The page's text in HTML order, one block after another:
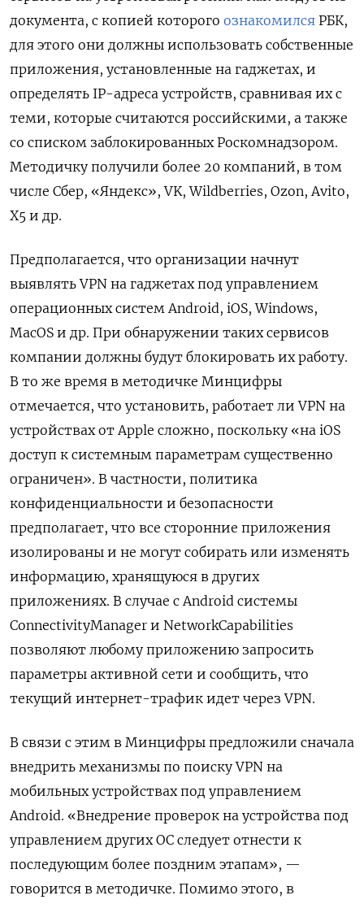
документа, с копией которого ознакомился РБК,
для этого они должны использовать собственные
приложения, установленные на гаджетах, и
определять IP-адреса устройств, сравнивая их с
теми, которые считаются российскими, а также
со списком заблокированных Роскомнадзором.
Методичку получили более 20 компаний, в том
числе Сбер, «Яндекс», VK, Wildberries, Ozon, Avito,
X5 и др.
Предполагается, что организации начнут
выявлять VPN на гаджетах под управлением
операционных систем Android, iOS, Windows,
MacOS и др. При обнаружении таких сервисов
компании должны будут блокировать их работу.
В то же время в методичке Минцифры
отмечается, что установить, работает ли VPN на
устройствах от Apple сложно, поскольку «на iOS
доступ к системным параметрам существенно
ограничен». В частности, политика
конфиденциальности и безопасности
предполагает, что все сторонние приложения
изолированы и не могут собирать или изменять
информацию, хранящуюся в других
приложениях. В случае с Android системы
ConnectivityManager и NetworkCapabilities
позволяют любому приложению запросить
параметры активной сети и сообщить, что
текущий интернет-трафик идет через VPN.
В связи с этим в Минцифры предложили сначала
внедрить механизмы по поиску VPN на
мобильных устройствах под управлением
Android. «Внедрение проверок на устройства под
управлением других ОС следует отнести к
последующим более поздним этапам», —
говорится в методичке. Помимо этого, в